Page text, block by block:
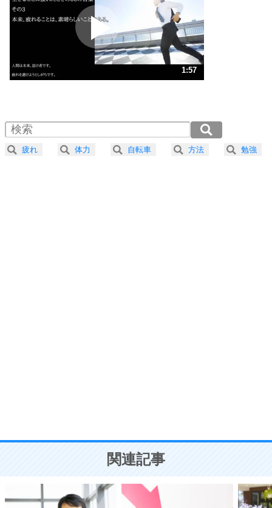
プラス思考
ポジティブになれない原因は、行動しないから。
ポジティブ思考になる30の方法
ストレス対策
人生、なんとかなるもの。
気楽に生きる30の方法
4 器の大きい人は、怒りを優しさで表現する。
プラス思考
ことが大切。
1:57
2.0倍速 （230KB 58秒）
2.5倍速 （185KB 47秒）
3.0倍速 （154KB 39秒）
疲れ 体力 自転車 方法 勉強
関連記事